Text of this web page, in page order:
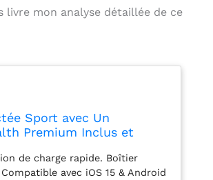
livre mon analyse détaillée de ce
Sport avec Un
Premium Inclus et
de charge rapide. Boîtier
avec iOS 15 & Android